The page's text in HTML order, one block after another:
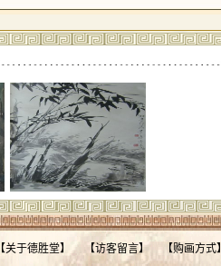
【关于德胜堂】 【访客留言】 【购画方式